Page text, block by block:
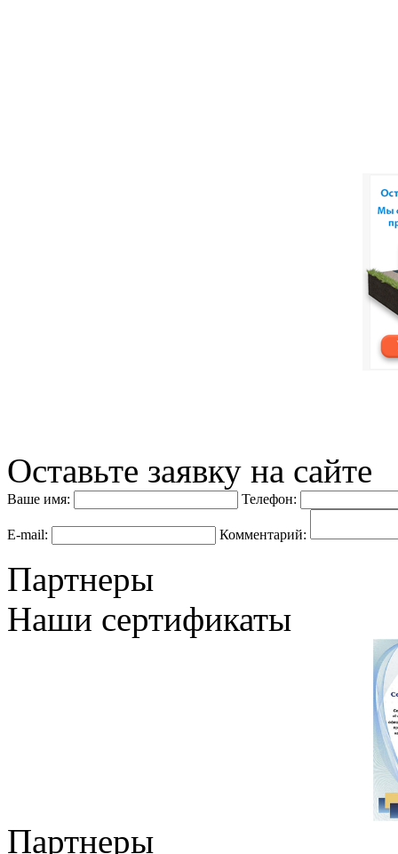
Оставьте заявку на сайте
Ваше имя: Телефон:
E-mail: Комментарий:
Партнеры
Наши сертификаты
Партнеры